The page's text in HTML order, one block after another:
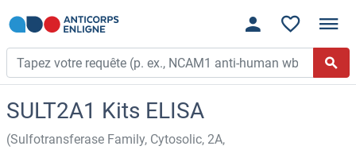
SULT2A1 Kits ELISA
(Sulfotransferase Family, Cytosolic, 2A,